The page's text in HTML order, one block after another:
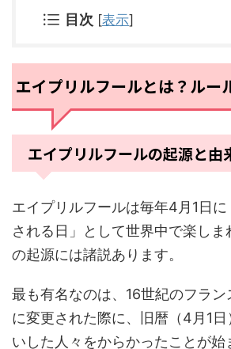
目次 [表示]
エイプリルフールとは？ルー
エイプリルフールの起源と由
エイプリルフールは毎年4月1日
される日」として世界中で楽しま
の起源には諸説あります。
最も有名なのは、16世紀のフラン
に変更された際に、旧暦（4月1
いした人々をからかったことが